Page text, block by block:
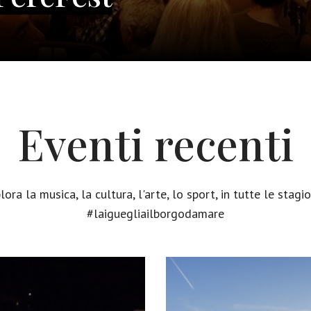
Eventi recenti
la musica, la cultura, l'arte, lo sport, in tutte le
#laiguegliailborgodamare